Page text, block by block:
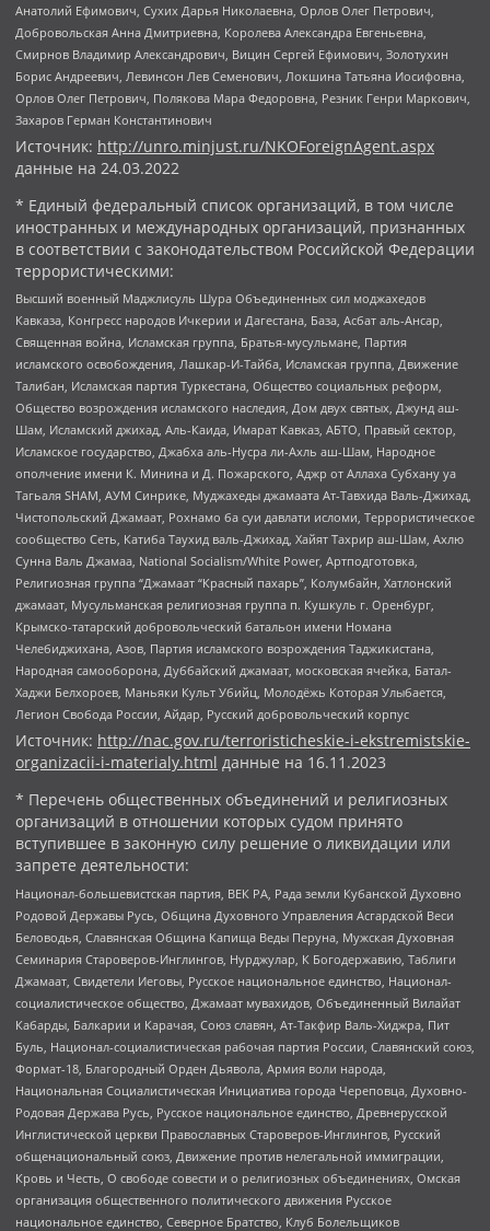
Анатолий Ефимович, Сухих Дарья Николаевна, Орлов Олег Петрович,
Добровольская Анна Дмитриевна, Королева Александра Евгеньевна,
Смирнов Владимир Александрович, Вицин Сергей Ефимович, Золотухин
Борис Андреевич, Левинсон Лев Семенович, Локшина Татьяна Иосифовна,
Орлов Олег Петрович, Полякова Мара Федоровна, Резник Генри Маркович,
Захаров Герман Константинович
Источник: http://unro.minjust.ru/NKOForeignAgent.aspx
данные на 24.03.2022
* Единый федеральный список организаций, в том числе
иностранных и международных организаций, признанных
в соответствии с законодательством Российской Федерации
террористическими:
Высший военный Маджлисуль Шура Объединенных сил моджахедов
Кавказа, Конгресс народов Ичкерии и Дагестана, База, Асбат аль-Ансар,
Священная война, Исламская группа, Братья-мусульмане, Партия
исламского освобождения, Лашкар-И-Тайба, Исламская группа, Движение
Талибан, Исламская партия Туркестана, Общество социальных реформ,
Общество возрождения исламского наследия, Дом двух святых, Джунд аш-
Шам, Исламский джихад, Аль-Каида, Имарат Кавказ, АБТО, Правый сектор,
Исламское государство, Джабха аль-Нусра ли-Ахль аш-Шам, Народное
ополчение имени К. Минина и Д. Пожарского, Аджр от Аллаха Субхану уа
Тагьаля SHAM, АУМ Синрике, Муджахеды джамаата Ат-Тавхида Валь-Джихад,
Чистопольский Джамаат, Рохнамо ба суи давлати исломи, Террористическое
сообщество Сеть, Катиба Таухид валь-Джихад, Хайят Тахрир аш-Шам, Ахлю
Сунна Валь Джамаа, National Socialism/White Power, Артподготовка,
Религиозная группа “Джамаат “Красный пахарь”, Колумбайн, Хатлонский
джамаат, Мусульманская религиозная группа п. Кушкуль г. Оренбург,
Крымско-татарский добровольческий батальон имени Номана
Челебиджихана, Азов, Партия исламского возрождения Таджикистана,
Народная самооборона, Дуббайский джамаат, московская ячейка, Батал-
Хаджи Белхороев, Маньяки Культ Убийц, Молодёжь Которая Улыбается,
Легион Свобода России, Айдар, Русский добровольческий корпус
Источник: http://nac.gov.ru/terroristicheskie-i-ekstremistskie-
organizacii-i-materialy.html данные на 16.11.2023
* Перечень общественных объединений и религиозных
организаций в отношении которых судом принято
вступившее в законную силу решение о ликвидации или
запрете деятельности:
Национал-большевистская партия, ВЕК РА, Рада земли Кубанской Духовно
Родовой Державы Русь, Община Духовного Управления Асгардской Веси
Беловодья, Славянская Община Капища Веды Перуна, Мужская Духовная
Семинария Староверов-Инглингов, Нурджулар, К Богодержавию, Таблиги
Джамаат, Свидетели Иеговы, Русское национальное единство, Национал-
социалистическое общество, Джамаат мувахидов, Объединенный Вилайат
Кабарды, Балкарии и Карачая, Союз славян, Ат-Такфир Валь-Хиджра, Пит
Буль, Национал-социалистическая рабочая партия России, Славянский союз,
Формат-18, Благородный Орден Дьявола, Армия воли народа,
Национальная Социалистическая Инициатива города Череповца, Духовно-
Родовая Держава Русь, Русское национальное единство, Древнерусской
Инглистической церкви Православных Староверов-Инглингов, Русский
общенациональный союз, Движение против нелегальной иммиграции,
Кровь и Честь, О свободе совести и о религиозных объединениях, Омская
организация общественного политического движения Русское
национальное единство, Северное Братство, Клуб Болельщиков